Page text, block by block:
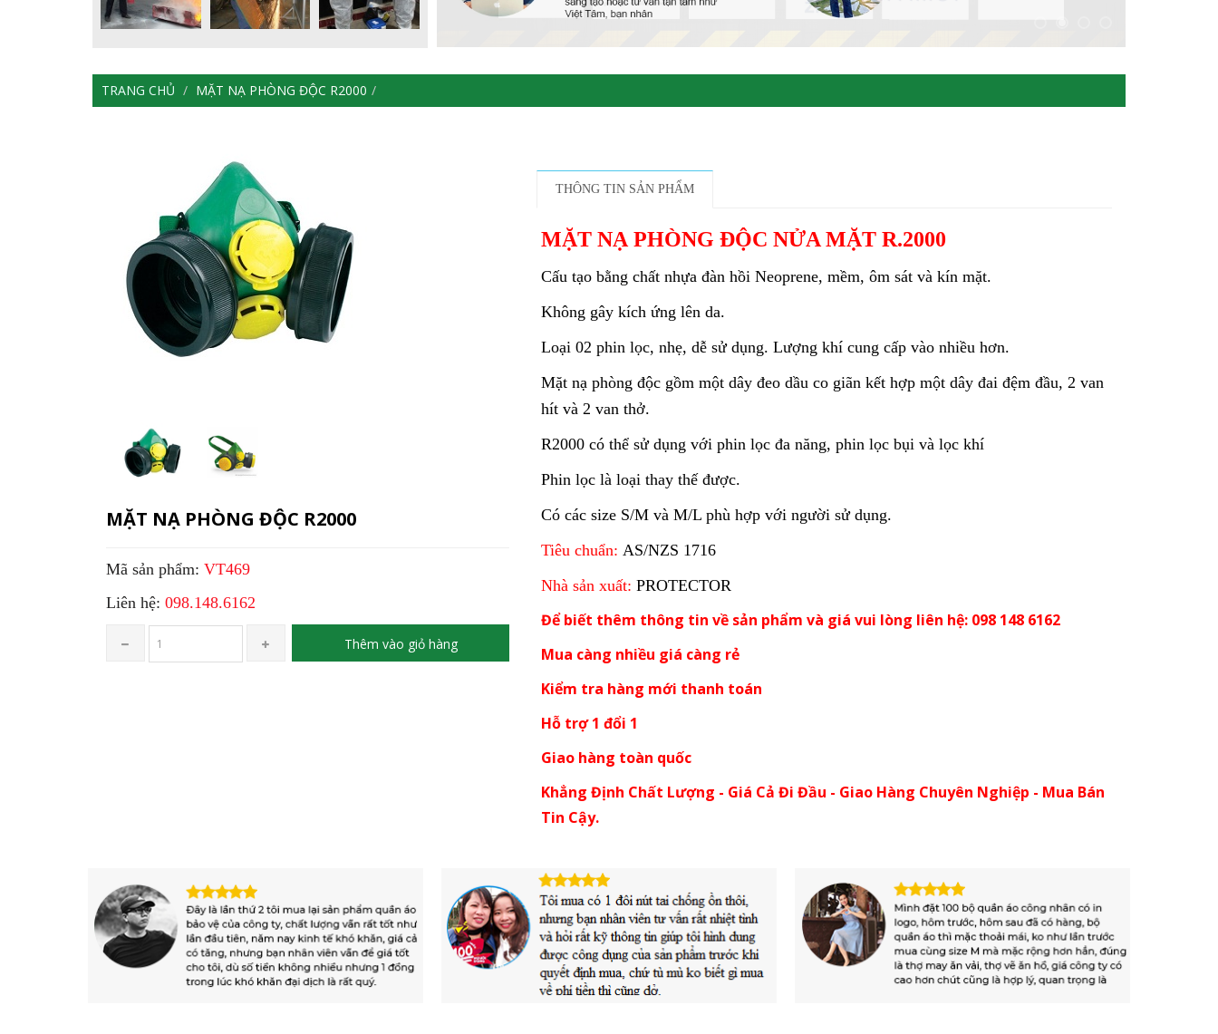
TRANG CHỦ MẶT NẠ PHÒNG ĐỘC R2000
MẶT NẠ PHÒNG ĐỘC R2000
Mã sản phẩm: VT469
Liên hệ: 098.148.6162
Thêm vào giỏ hàng
THÔNG TIN SẢN PHẨM
MẶT NẠ PHÒNG ĐỘC NỬA MẶT R.2000
Cấu tạo bằng chất nhựa đàn hồi Neoprene, mềm, ôm sát và kín mặt.
Không gây kích ứng lên da.
Loại 02 phin lọc, nhẹ, dễ sử dụng. Lượng khí cung cấp vào nhiều hơn.
Mặt nạ phòng độc gồm một dây đeo dầu co giãn kết hợp một dây đai đệm đầu, 2 van
hít và 2 van thở.
R2000 có thể sử dụng với phin lọc đa năng, phin lọc bụi và lọc khí
Phin lọc là loại thay thế được.
Có các size S/M và M/L phù hợp với người sử dụng.
Tiêu chuẩn: AS/NZS 1716
Nhà sản xuất: PROTECTOR
Để biết thêm thông tin về sản phẩm và giá vui lòng liên hệ: 098 148 6162
Mua càng nhiều giá càng rẻ
Kiểm tra hàng mới thanh toán
Hỗ trợ 1 đổi 1
Giao hàng toàn quốc
Khẳng Định Chất Lượng - Giá Cả Đi Đầu - Giao Hàng Chuyên Nghiệp - Mua Bán
Tin Cậy.